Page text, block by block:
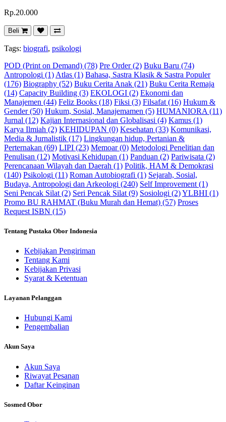
Rp.20.000
Beli
Tags: biografi, psikologi
POD (Print on Demand) (78) Pre Order (2) Buku Baru (74)
Antropologi (1) Atlas (1) Bahasa, Sastra Klasik & Sastra Populer
(176) Biography (52) Buku Cerita Anak (21) Buku Cerita Remaja
(14) Capacity Building (3) EKOLOGI (2) Ekonomi dan
Manajemen (44) Feliz Books (18) Fiksi (3) Filsafat (16) Hukum &
Gender (50) Hukum, Sosial, Manajemamen (5) HUMANIORA (11)
Jurnal (12) Kajian Internasional dan Globalisasi (4) Kamus (1)
Karya Ilmiah (2) KEHIDUPAN (0) Kesehatan (33) Komunikasi,
Media & Jurnalistik (17) Lingkungan hidup, Pertanian &
Perternakan (69) LIPI (23) Memoar (0) Metodologi Penelitian dan
Penulisan (12) Motivasi Kehidupan (1) Panduan (2) Pariwisata (2)
Perencanaan Wilayah dan Daerah (1) Politik, HAM & Demokrasi
(140) Psikologi (11) Roman Autobiografi (1) Sejarah, Sosial,
Budaya, Antropologi dan Arkeologi (240) Self Improvement (1)
Seni Pencak Silat (2) Seri Pencak Silat (9) Sosiologi (2)YLBHI (1)
Promo BU RAHMAT (Buku Murah dan Hemat) (57) Proses
Request ISBN (15)
Tentang Pustaka Obor Indonesia
Kebijakan Pengiriman
Tentang Kami
Kebijakan Privasi
Syarat & Ketentuan
Layanan Pelanggan
Hubungi Kami
Pengembalian
Akun Saya
Akun Saya
Riwayat Pesanan
Daftar Keinginan
Sosmed Obor